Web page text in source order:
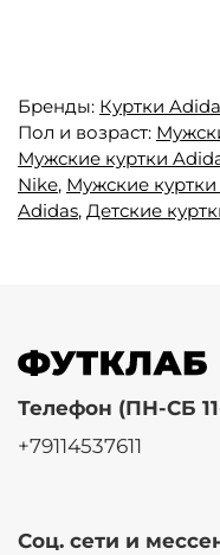
Бренды: Куртки
Пол и возраст:
Мужские куртки
Nike, Мужские
Adidas, Детские
Телефон (ПН-СБ
+79114537611
Соц. сети и